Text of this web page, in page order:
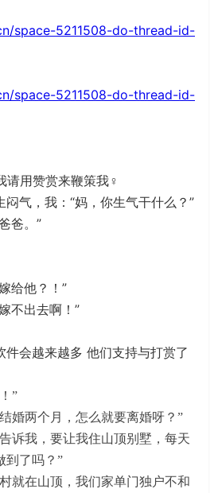
space-5211508-do-thread-id-
space-5211508-do-thread-id-
请用赞赏来鞭策我♀
气，我：“妈，你生气干什么？”
爸。”
给他？！”
不出去啊！”
件会越来越多 他们支持与打赏了
”
婚两个月，怎么就要离婚呀？”
诉我，要让我住山顶别墅，每天
到了吗？”
就在山顶，我们家单门独户不和